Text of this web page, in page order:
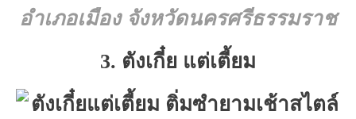
อำเภอเมือง จังหวัดนครศรีธรรมราช
3. ตังเกี๋ย แต่เตี้ยม